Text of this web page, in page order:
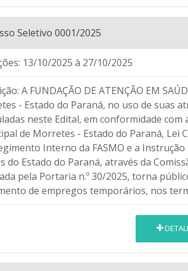
Seletivo 0001/2025
13/10/2025 à 27/10/2025
A FUNDAÇÃO DE ATENÇÃO EM
- Estado do Paraná, no uso de suas
neste Edital, em conformidade com
de Morretes - Estado do Paraná, Lei
Interno da FASMO e a
do Estado do Paraná, através da
pela Portaria n.º 30/2025, torna
de empregos temporários, nos